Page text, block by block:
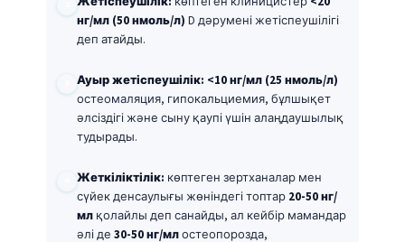
нг/мл (50 нмоль/л) D дәрумені жетіспеушілігі
деп атайды.
Ауыр жетіспеушілік: <10 нг/мл (25 нмоль/л)
остеомаляция, гипокальциемия, бұлшықет
әлсіздігі және сыну қаупі үшін алаңдаушылық
тудырады.
Жеткіліктілік: көптеген зертханалар мен
сүйек денсаулығы жөніндегі топтар 20-50 нг/
мл қолайлы деп санайды, ал кейбір мамандар
әлі де 30-50 нг/млостеопорозда,